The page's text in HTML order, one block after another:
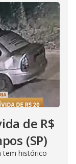
de R$
(SP)
tem histórico